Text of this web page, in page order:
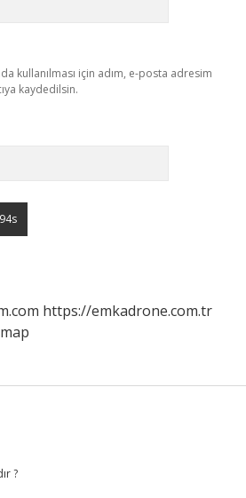
kullanılması için adım, e-posta adresim
kaydedilsin.
https://emkadrone.com.tr
?